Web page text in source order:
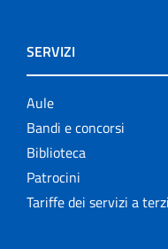
SERVIZI
Aule
Bandi e concorsi
Biblioteca
Patrocini
Tariffe dei servizi a terzi